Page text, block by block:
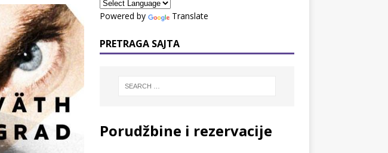
Powered by Translate
PRETRAGA SAJTA
Porudžbine i rezervacije